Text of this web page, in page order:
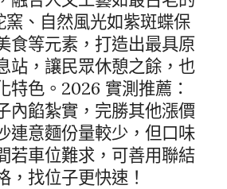
、自然風光如紫斑蝶保
食等元素，打造出最具原
站，讓民眾休憩之餘，也
特色。2026 實測推薦：
內餡紮實，完勝其他漲價
連意麵份量較少，但口味
若車位難求，可善用聯結
，找位子更快速！